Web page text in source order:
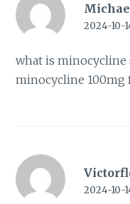
2024-10-
what is minocycline
minocycline 100mg
2024-10-